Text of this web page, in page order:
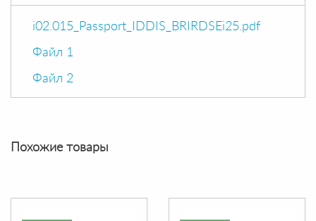
i02.015_Passport_IDDIS_BRIRDSEi25.pdf
Файл 1
Файл 2
Похожие товары